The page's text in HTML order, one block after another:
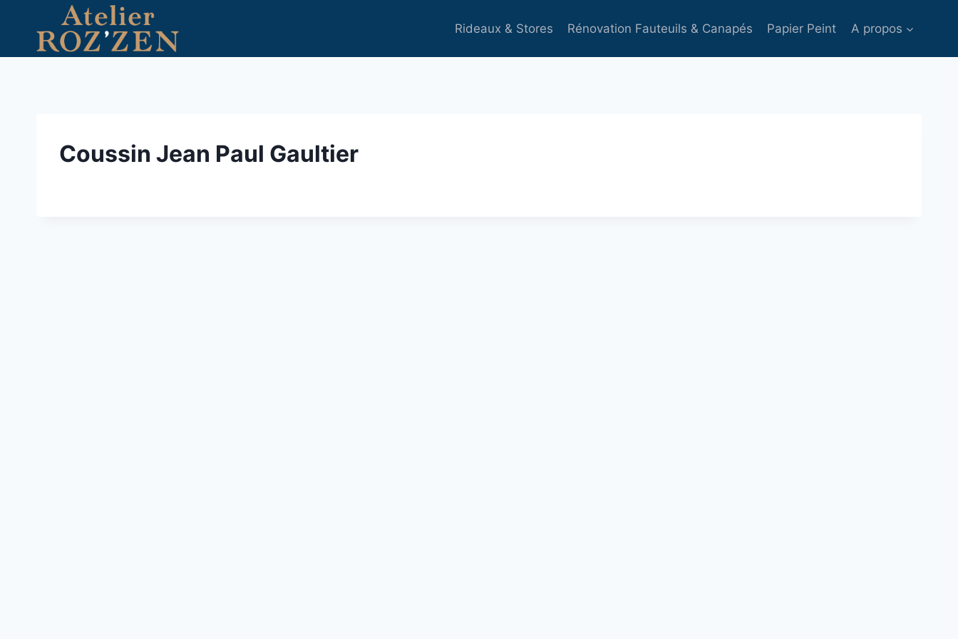
contenu
Rideaux & Stores Rénovation Fauteuils & Canapés Papier Peint A propos
Coussin Jean Paul Gaultier